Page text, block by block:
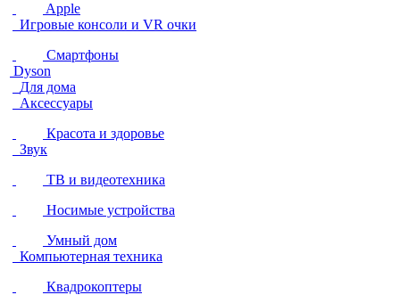
Apple
Игровые консоли и VR очки
Смартфоны
Dyson
Для дома
Аксессуары
Красота и здоровье
Звук
ТВ и видеотехника
Носимые устройства
Умный дом
Компьютерная техника
Квадрокоптеры